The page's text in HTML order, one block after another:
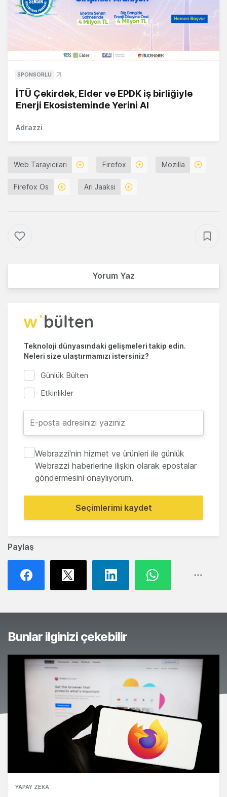
Paylaş
SPONSORLU
İTÜ Çekirdek, Elder ve EPDK iş birliğiyle
Enerji Ekosisteminde Yerini Al
Adrazzi
Web Tarayıcılari Firefox Mozilla
Firefox Os Ari Jaaksi
Yorum Yaz
Teknoloji dünyasındaki gelişmeleri takip edin.
Neleri size ulaştırmamızı istersiniz?
Günlük Bülten
Etkinlikler
Webrazzi'nin hizmet ve ürünleri ile günlük
Webrazzi haberlerine ilişkin olarak epostalar
göndermesini onaylıyorum.
Seçimlerimi kaydet
Bunlar ilginizi çekebilir
YAPAY ZEKA